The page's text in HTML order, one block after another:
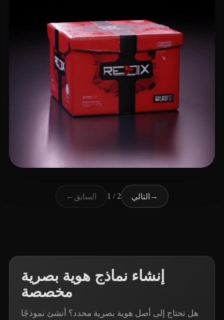
← السابق 1 / 2 التالي →
إنشاء نماذج هوية بصرية
مخصصة
هل تحتاج إلى أصل هوية بصرية محدد؟ أنشئ نموذجًا